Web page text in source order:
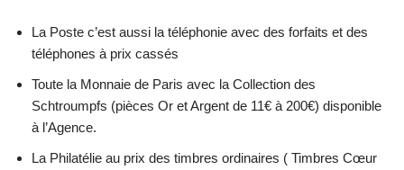
La Poste c’est aussi la téléphonie avec des forfaits et des
téléphones à prix cassés
Toute la Monnaie de Paris avec la Collection des
Schtroumpfs (pièces Or et Argent de 11€ à 200€) disponible
à l’Agence.
La Philatélie au prix des timbres ordinaires ( Timbres Cœur